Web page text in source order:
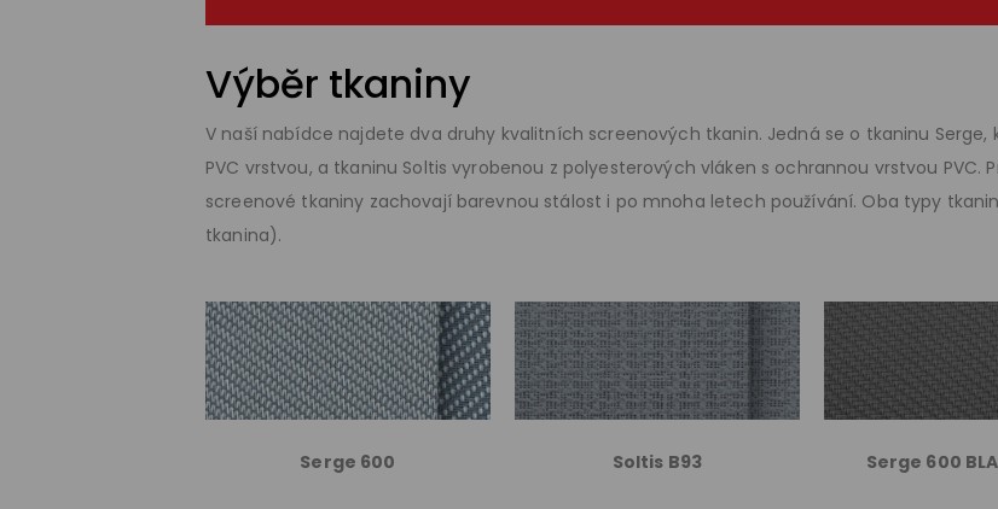
Výběr tkaniny
V naší nabídce najdete dva druhy kvalitních screenových tkanin. Jedná se o tkaninu Serge,
PVC vrstvou, a tkaninu Soltis vyrobenou z polyesterových vláken s ochrannou vrstvou PVC.
screenové tkaniny zachovají barevnou stálost i po mnoha letech používání. Oba typy
tkanina).
Serge 600 Soltis B93 Serge 600